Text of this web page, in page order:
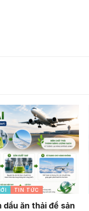
TIN TỨC
ăn thải để sản